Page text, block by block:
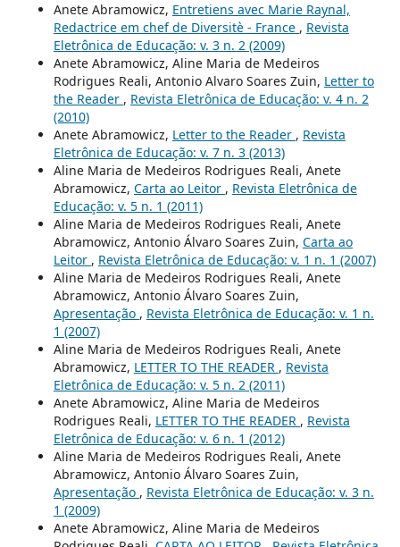
Anete Abramowicz, Entretiens avec Marie Raynal,
Redactrice em chef de Diversitè - France , Revista
Eletrônica de Educação: v. 3 n. 2 (2009)
Anete Abramowicz, Aline Maria de Medeiros
Rodrigues Reali, Antonio Alvaro Soares Zuin, Letter to
the Reader , Revista Eletrônica de Educação: v. 4 n. 2
(2010)
Anete Abramowicz, Letter to the Reader , Revista
Eletrônica de Educação: v. 7 n. 3 (2013)
Aline Maria de Medeiros Rodrigues Reali, Anete
Abramowicz, Carta ao Leitor , Revista Eletrônica de
Educação: v. 5 n. 1 (2011)
Aline Maria de Medeiros Rodrigues Reali, Anete
Abramowicz, Antonio Álvaro Soares Zuin, Carta ao
Leitor , Revista Eletrônica de Educação: v. 1 n. 1 (2007)
Aline Maria de Medeiros Rodrigues Reali, Anete
Abramowicz, Antonio Álvaro Soares Zuin,
Apresentação , Revista Eletrônica de Educação: v. 1 n.
1 (2007)
Aline Maria de Medeiros Rodrigues Reali, Anete
Abramowicz, LETTER TO THE READER , Revista
Eletrônica de Educação: v. 5 n. 2 (2011)
Anete Abramowicz, Aline Maria de Medeiros
Rodrigues Reali, LETTER TO THE READER , Revista
Eletrônica de Educação: v. 6 n. 1 (2012)
Aline Maria de Medeiros Rodrigues Reali, Anete
Abramowicz, Antonio Álvaro Soares Zuin,
Apresentação , Revista Eletrônica de Educação: v. 3 n.
1 (2009)
Anete Abramowicz, Aline Maria de Medeiros